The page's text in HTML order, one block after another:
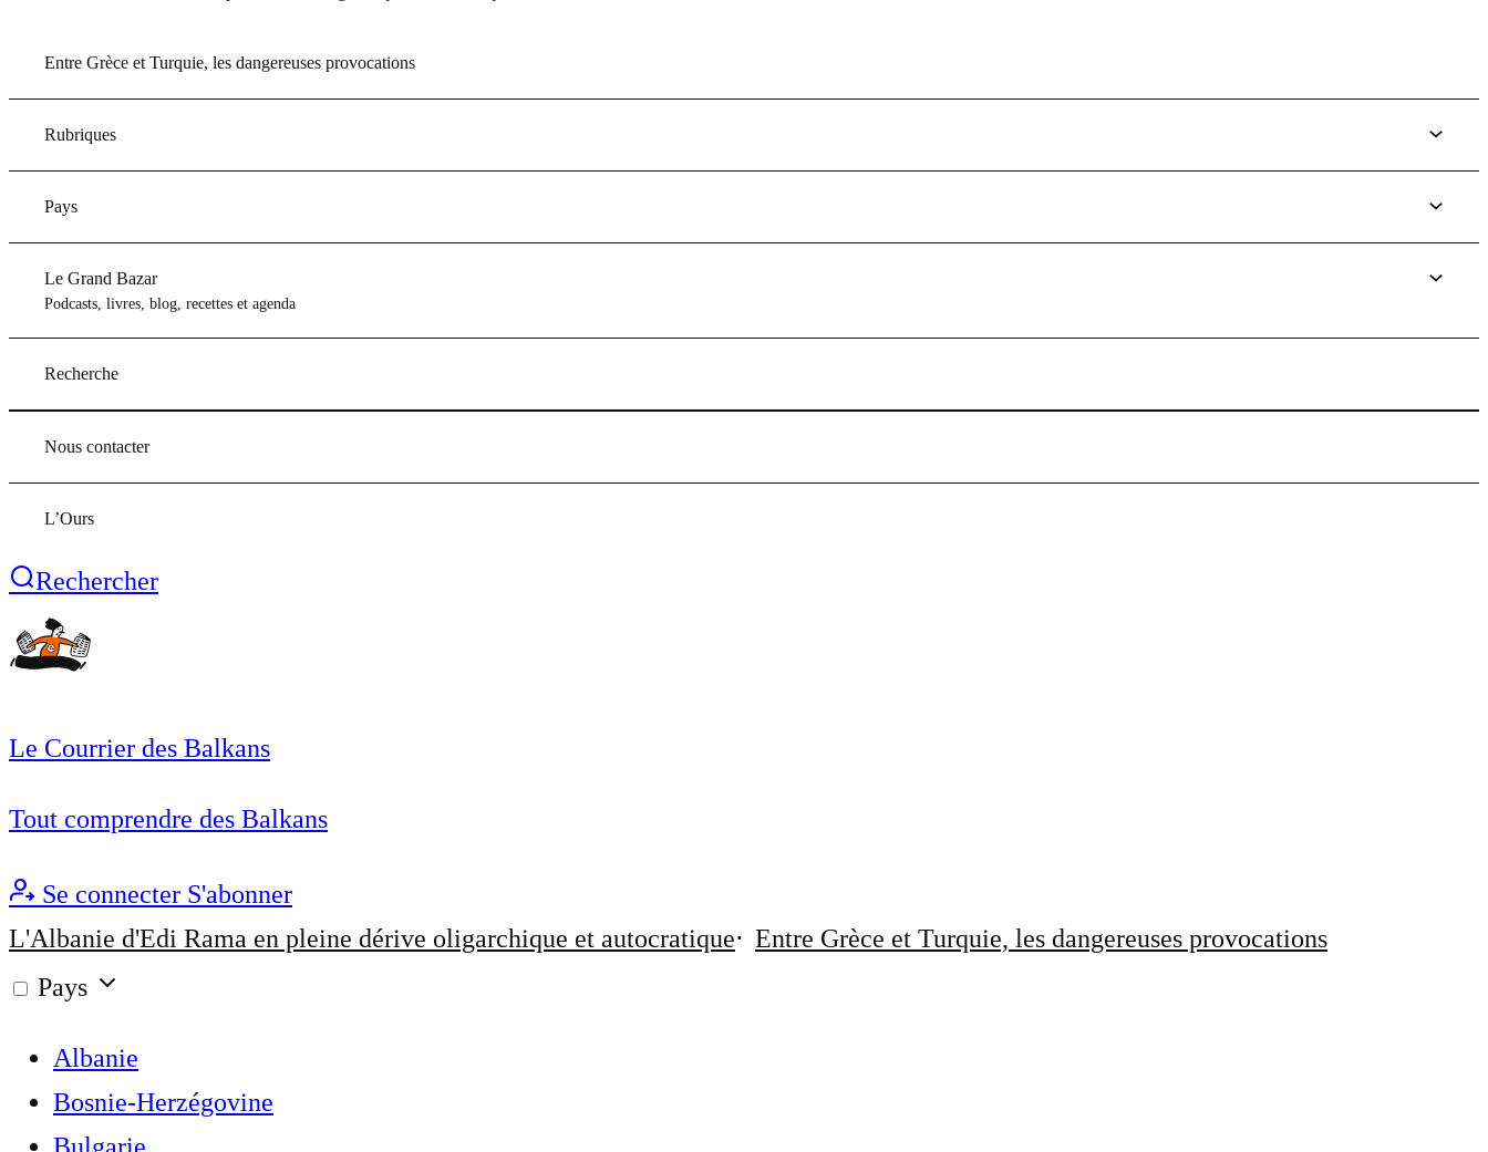
Entre Grèce et Turquie, les dangereuses provocations
Rubriques
Pays
Le Grand Bazar
Podcasts, livres, blog, recettes et agenda
Recherche
Nous contacter
L’Ours
Rechercher
Le Courrier des Balkans
Tout comprendre des Balkans
Se connecter S'abonner
L'Albanie d'Edi Rama en pleine dérive oligarchique et autocratique
Entre Grèce et Turquie, les dangereuses provocations
Pays
Albanie
Bosnie-Herzégovine